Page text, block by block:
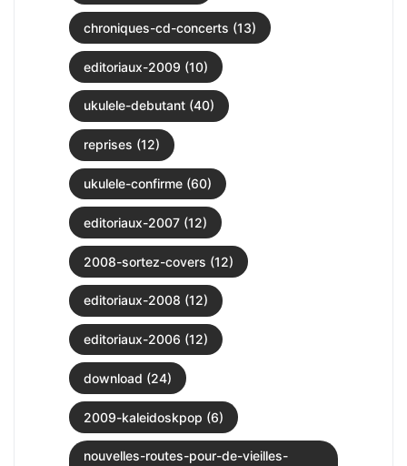
chroniques-cd-concerts (13)
editoriaux-2009 (10)
ukulele-debutant (40)
reprises (12)
ukulele-confirme (60)
editoriaux-2007 (12)
2008-sortez-covers (12)
editoriaux-2008 (12)
editoriaux-2006 (12)
download (24)
2009-kaleidoskpop (6)
nouvelles-routes-pour-de-vieilles-